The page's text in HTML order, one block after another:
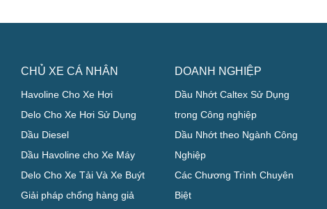
CHỦ XE CÁ NHÂN
Havoline Cho Xe Hơi
Delo Cho Xe Hơi Sử Dụng
Dầu Diesel
Dầu Havoline cho Xe Máy
Delo Cho Xe Tải Và Xe Buýt
Giải pháp chống hàng giả
DOANH NGHIỆP
Dầu Nhớt Caltex Sử Dụng
trong Công nghiệp
Dầu Nhớt theo Ngành Công
Nghiệp
Các Chương Trình Chuyên
Biệt